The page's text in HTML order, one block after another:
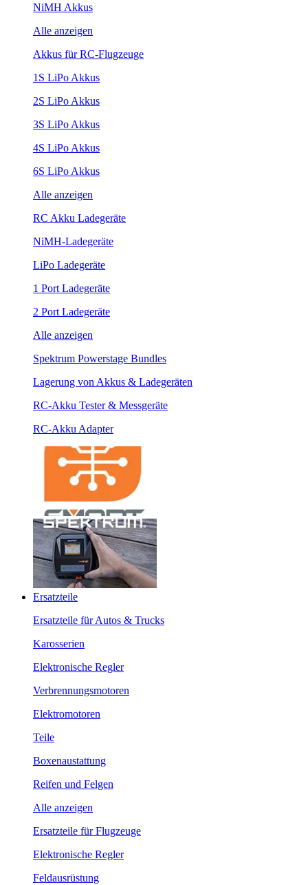
NiMH Akkus
Alle anzeigen
Akkus für RC-Flugzeuge
1S LiPo Akkus
2S LiPo Akkus
3S LiPo Akkus
4S LiPo Akkus
6S LiPo Akkus
Alle anzeigen
RC Akku Ladegeräte
NiMH-Ladegeräte
LiPo Ladegeräte
1 Port Ladegeräte
2 Port Ladegeräte
Alle anzeigen
Spektrum Powerstage Bundles
Lagerung von Akkus & Ladegeräten
RC-Akku Tester & Messgeräte
RC-Akku Adapter
Ersatzteile
Ersatzteile für Autos & Trucks
Karosserien
Elektronische Regler
Verbrennungsmotoren
Elektromotoren
Teile
Boxenaustattung
Reifen und Felgen
Alle anzeigen
Ersatzteile für Flugzeuge
Elektronische Regler
Feldausrüstung